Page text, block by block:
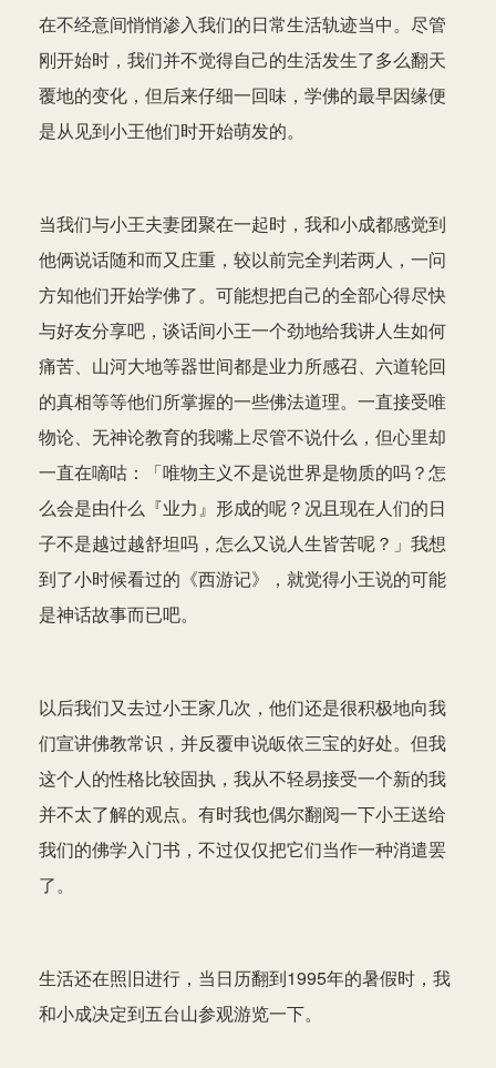
在不经意间悄悄渗入我们的日常生活轨迹当中。尽管
刚开始时，我们并不觉得自己的生活发生了多么翻天
覆地的变化，但后来仔细一回味，学佛的最早因缘便
是从见到小王他们时开始萌发的。
当我们与小王夫妻团聚在一起时，我和小成都感觉到
他俩说话随和而又庄重，较以前完全判若两人，一问
方知他们开始学佛了。可能想把自己的全部心得尽快
与好友分享吧，谈话间小王一个劲地给我讲人生如何
痛苦、山河大地等器世间都是业力所感召、六道轮回
的真相等等他们所掌握的一些佛法道理。一直接受唯
物论、无神论教育的我嘴上尽管不说什么，但心里却
一直在嘀咕：「唯物主义不是说世界是物质的吗？怎
么会是由什么『业力』形成的呢？况且现在人们的日
子不是越过越舒坦吗，怎么又说人生皆苦呢？」我想
到了小时候看过的《西游记》，就觉得小王说的可能
是神话故事而已吧。
以后我们又去过小王家几次，他们还是很积极地向我
们宣讲佛教常识，并反覆申说皈依三宝的好处。但我
这个人的性格比较固执，我从不轻易接受一个新的我
并不太了解的观点。有时我也偶尔翻阅一下小王送给
我们的佛学入门书，不过仅仅把它们当作一种消遣罢
了。
生活还在照旧进行，当日历翻到1995年的暑假时，我
和小成决定到五台山参观游览一下。